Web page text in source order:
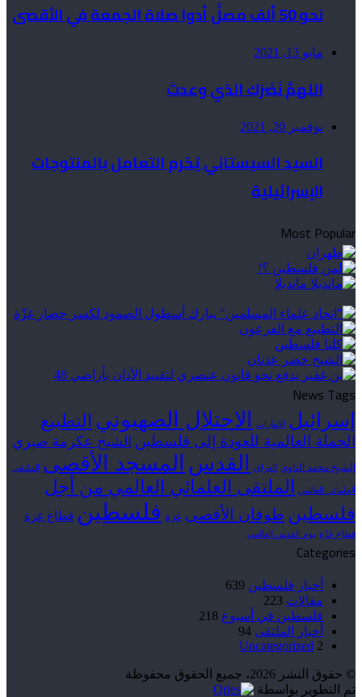
نحو 50 ألف مصلٍّ أدوا صلاة الجمعة في الأقصى
مايو 13, 2021
اللهمَّ نَصْرَك الذي وعدتَ
نوفمبر 20, 2021
السيد السيستاني يُحّرم التعامل بالمنتوجات
الإسرائيلية
Most Popular
News Tags
إسرائيل الإمارات الاحتلال الصهيوني التطبيع
الحملة العالمية للعودة إلى فلسطين الشيخ عكرمة صبري
الشيخ محمد الناوي العراق القدس المسجد الأقصى الملتقى
العلمائي العالمي الملتقى العلمائي العالمي من أجل
فلسطين طوفان الأقصى غزة فلسطين قطاع غزة
قطاع غزّة يوم القدس العالمي
Categories
أخبار فلسطين 639
مقالات 223
فلسطين في أسبوع 218
أخبار الملتقى 94
Uncategorized 2
© حقوق النشر 2026، جميع الحقوق محفوظة
تم التطوير بواسطة